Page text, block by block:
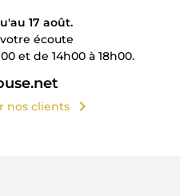
17 août.
écoute
et de 14h00 à 18h00.
nos clients chevron_right